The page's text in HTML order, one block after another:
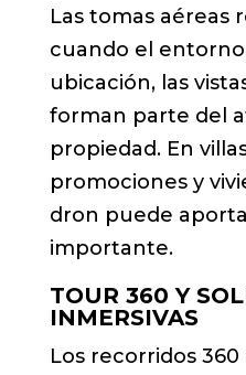
Las tomas aéreas
cuando el
ubicación, las
forman parte del
propiedad. En
promociones y
dron puede
importante.
TOUR 360 Y
INMERSIVAS
Los recorridos